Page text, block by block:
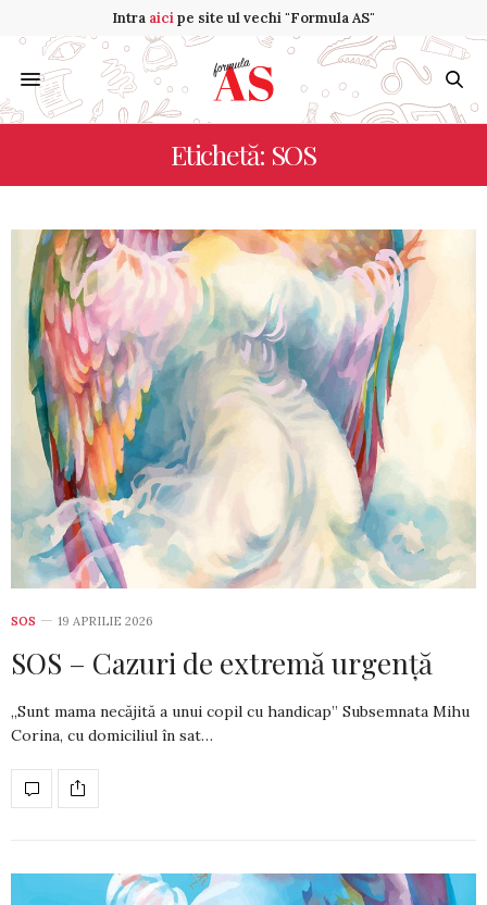
Intra aicipe site ul vechi "Formula AS"
Etichetă: SOS
SOS 19 APRILIE 2026
SOS – Cazuri de extremă urgență
„Sunt mama necăjită a unui copil cu handicap” Subsemnata Mihu
Corina, cu domiciliul în sat…